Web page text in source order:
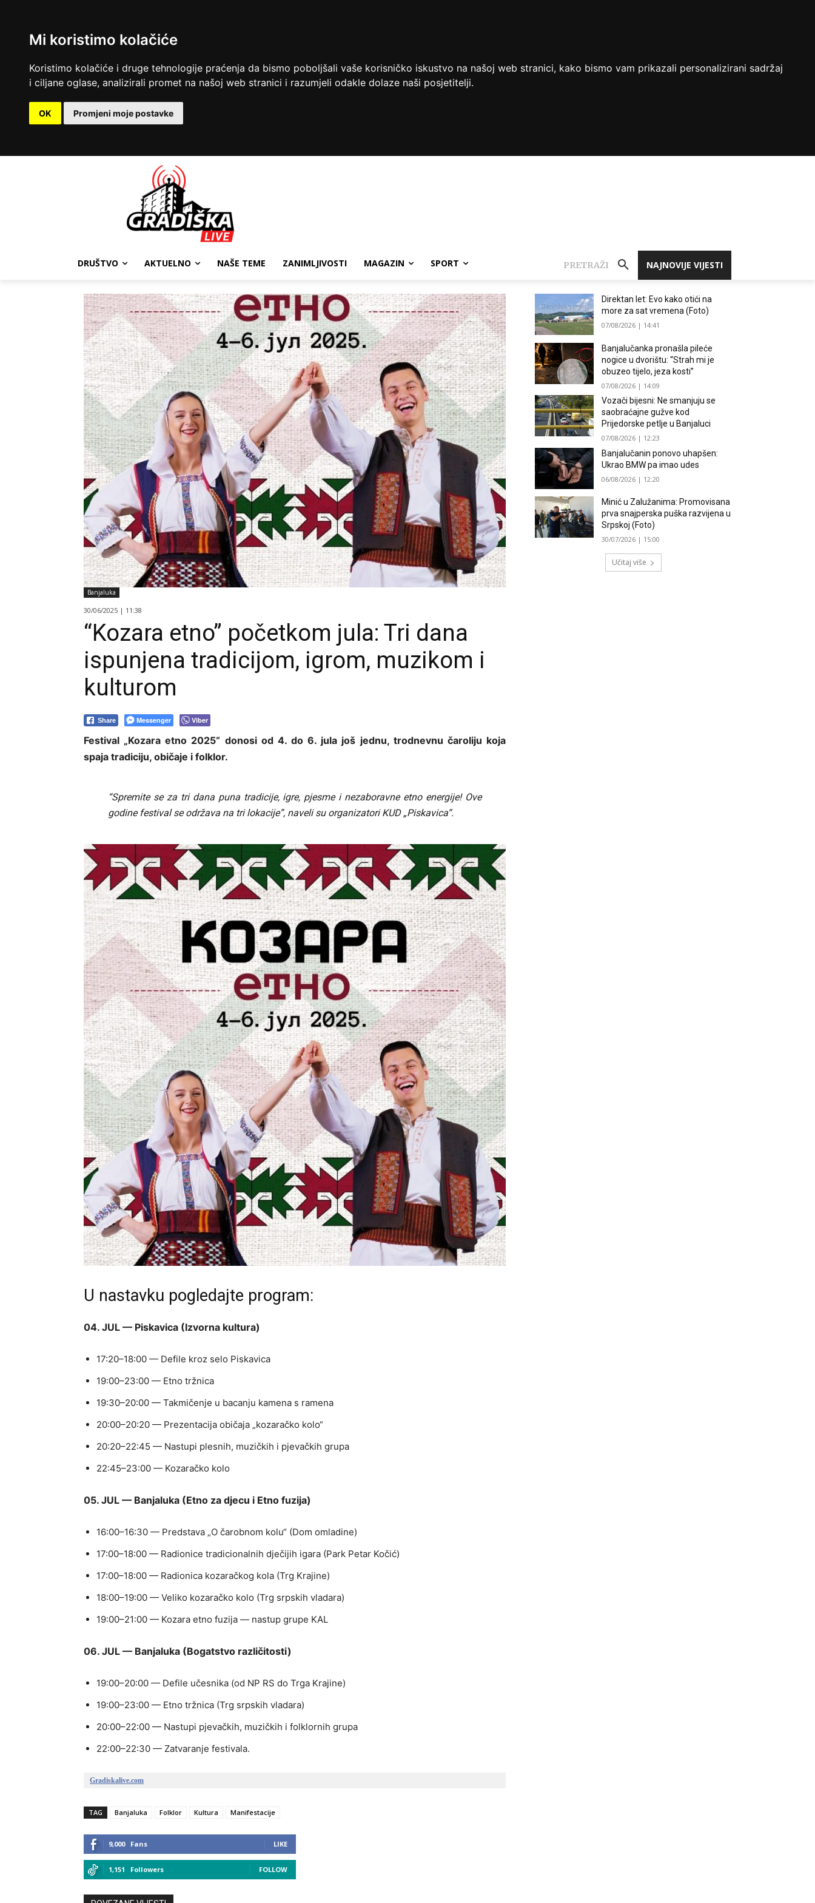
Mi koristimo kolačiće
Koristimo kolačiće i druge tehnologije praćenja da bismo poboljšali vaše korisničko iskustvo na našoj web stranici, kako bismo vam prikazali personalizirani sadržaj
i ciljane oglase, analizirali promet na našoj web stranici i razumjeli odakle dolaze naši posjetitelji.
OK Promjeni moje postavke
DRUŠTVO AKTUELNO NAŠE TEME ZANIMLJIVOSTI MAGAZIN SPORT NAJNOVIJE VIJESTI
PRETRAŽI
Banjaluka
30/06/2025 | 11:38
“Kozara etno” početkom jula: Tri dana
ispunjena tradicijom, igrom, muzikom i
kulturom
Share Messenger Viber
Festival „Kozara etno 2025“ donosi od 4. do 6. jula još jednu, trodnevnu čaroliju koja
spaja tradiciju, običaje i folklor.
“Spremite se za tri dana puna tradicije, igre, pjesme i nezaboravne etno energije! Ove
godine festival se održava na tri lokacije”, naveli su organizatori KUD „Piskavica“.
U nastavku pogledajte program:
04. JUL — Piskavica (Izvorna kultura)
17:20–18:00 — Defile kroz selo Piskavica
19:00–23:00 — Etno tržnica
19:30–20:00 — Takmičenje u bacanju kamena s ramena
20:00–20:20 — Prezentacija običaja „kozaračko kolo“
20:20–22:45 — Nastupi plesnih, muzičkih i pjevačkih grupa
22:45–23:00 — Kozaračko kolo
05. JUL — Banjaluka (Etno za djecu i Etno fuzija)
16:00–16:30 — Predstava „O čarobnom kolu“ (Dom omladine)
17:00–18:00 — Radionice tradicionalnih dječijih igara (Park Petar Kočić)
17:00–18:00 — Radionica kozaračkog kola (Trg Krajine)
18:00–19:00 — Veliko kozaračko kolo (Trg srpskih vladara)
19:00–21:00 — Kozara etno fuzija — nastup grupe KAL
06. JUL — Banjaluka (Bogatstvo različitosti)
19:00–20:00 — Defile učesnika (od NP RS do Trga Krajine)
19:00–23:00 — Etno tržnica (Trg srpskih vladara)
20:00–22:00 — Nastupi pjevačkih, muzičkih i folklornih grupa
22:00–22:30 — Zatvaranje festivala.
Gradiskalive.com
TAG Banjaluka Folklor Kultura Manifestacije
9,000 Fans LIKE
1,151 Followers FOLLOW
Direktan let: Evo kako otići na
more za sat vremena (Foto)
07/08/2026 | 14:41
Banjalučanka pronašla pileće
nogice u dvorištu: “Strah mi je
obuzeo tijelo, jeza kosti”
07/08/2026 | 14:09
Vozači bijesni: Ne smanjuju se
saobraćajne gužve kod
Prijedorske petlje u Banjaluci
07/08/2026 | 12:23
Banjalučanin ponovo uhapšen:
Ukrao BMW pa imao udes
06/08/2026 | 12:20
Minić u Zalužanima: Promovisana
prva snajperska puška razvijena u
Srpskoj (Foto)
30/07/2026 | 15:00
Učitaj više